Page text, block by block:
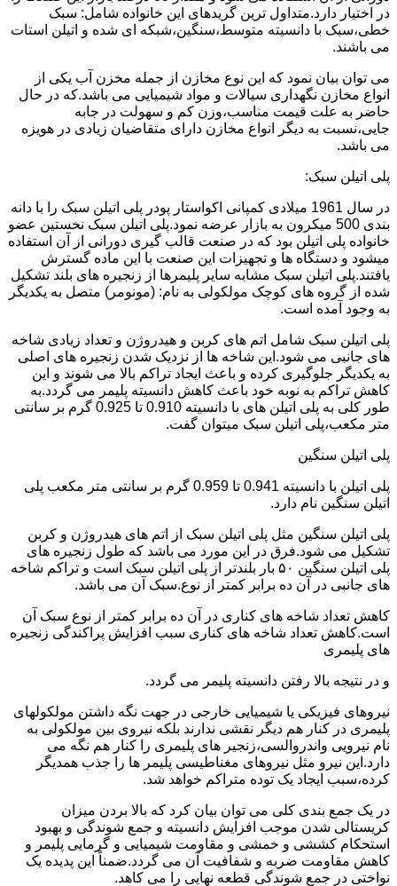
در اختیار دارد.متداول ترین گریدهای این خانواده شامل: سبک
خطی،سبک با دانسیته متوسط،سنگین،شبکه ای شده و اتیلن استات
می باشند.
می توان بیان نمود که این نوع مخازن از جمله مخزن آب یکی از
انواع مخازن نگهداری سیالات و مواد شیمیایی می باشد.که در حال
حاضر به علت قیمت مناسب،وزن کم و سهولت در جابه
جایی،نسبت به دیگر انواع مخازن دارای متقاضیان زیادی در هویزه
می باشد.
پلی اتیلن سبک:
در سال 1961 میلادی کمپانی اکواستار پودر پلی اتیلن سبک را با دانه
بندی 500 میکرون به بازار عرضه نمود.پلی اتیلن سبک نخستین عضو
خانواده پلی اتیلن بود که در صنعت قالب گیری دورانی از آن استفاده
میشود و دستگاه ها و تجهیزات این صنعت با این ماده گسترش
یافتند.پلی اتیلن سبک مشابه سایر پلیمرها از زنجیره های بلند تشکیل
شده از گروه های کوچک مولکولی به نام: (مونومر) متصل به یکدیگر
به وجود آمده است.
پلی اتیلن سبک شامل اتم های کربن و هیدروژن و تعداد زیادی شاخه
های جانبی می شود.این شاخه ها از نزدیک شدن زنجیره های اصلی
به یکدیگر جلوگیری کرده و باعث ایجاد تراکم بالا می شوند و این
کاهش تراکم به نوبه خود باعث کاهش دانسیته پلیمر می گردد.به
طور کلی به پلی اتیلن های با دانسیته 0.910 تا 0.925 گرم بر سانتی
متر مکعب،پلی اتیلن سبک میتوان گفت.
پلی اتیلن سنگین
پلی اتیلن با دانسیته 0.941 تا 0.959 گرم بر سانتی متر مکعب پلی
اتیلن سنگین نام دارد.
پلی اتیلن سنگین مثل پلی اتیلن سبک از اتم های هیدروژن و کربن
تشکیل می شود.فرق در این مورد می باشد که طول زنجیره های
پلی اتیلن سنگین ۵۰ بار بلندتر از پلی اتیلن سبک است و تراکم شاخه
های جانبی در آن ده برابر کمتر از نوع.سبک آن می باشد.
کاهش تعداد شاخه های کناری در آن ده برابر کمتر از نوع سبک آن
است.کاهش تعداد شاخه های کناری سبب افزایش پراکندگی زنجیره
های پلیمری
و در نتیجه بالا رفتن دانسیته پلیمر می گردد.
نیروهای فیزیکی یا شیمیایی خارجی در جهت نگه داشتن مولکولهای
پلیمری در کنار هم دیگر نقشی ندارند بلکه نیروی بین مولکولی به
نام نیرویی واندروالسی،زنجیر های پلیمری را کنار هم نگه می
دارد.این نیرو مثل نیروهای مغناطیسی پلیمر ها را جذب همدیگر
کرده،سبب ایجاد یک توده متراکم خواهد شد.
در یک جمع بندی کلی می توان بیان کرد که بالا بردن میزان
کریستالی شدن موجب افزایش دانسیته و جمع شوندگی و بهبود
استحکام کششی و خمشی و مقاومت شیمیایی و گرمایی پلیمر و
کاهش مقاومت ضربه و شفافیت آن می گردد.ضمناً این پدیده یک
نواختی در جمع شوندگی قطعه نهایی را می کاهد.